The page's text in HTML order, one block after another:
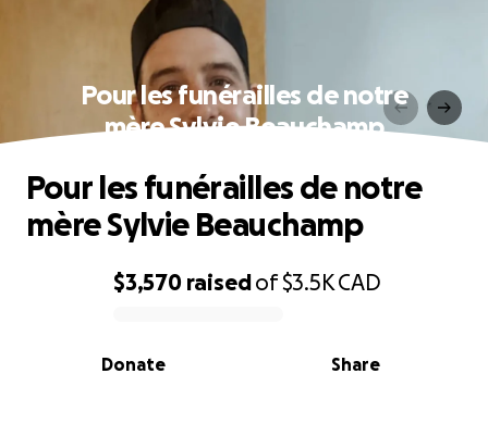
Pour les funérailles de notre
mère Sylvie Beauchamp
0% complete
$3,570 raisedof$3.5KCAD
Share
Donate
Pour les funérailles de notre
mère Sylvie Beauchamp